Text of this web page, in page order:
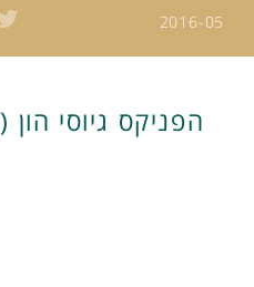
2016-05
הפניקס גיוסי הון (2009) בע"מ